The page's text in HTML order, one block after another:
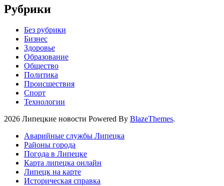
Рубрики
Без рубрики
Бизнес
Здоровье
Образование
Общество
Политика
Происшествия
Спорт
Технологии
2026 Липецкие новости Powered By BlazeThemes.
Аварийные службы Липецка
Районы города
Погода в Липецке
Карта липецка онлайн
Липецк на карте
Историческая справка